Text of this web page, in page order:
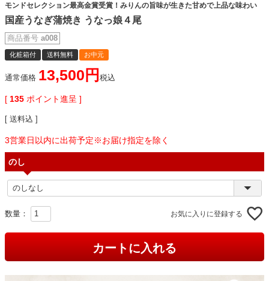
モンドセレクション最高金賞受賞！みりんの旨味が生きた甘めで上品な味わい
国産うなぎ蒲焼き うなっ娘４尾
商品番号 a008
化粧箱付 送料無料 お中元
通常価格 13,500 税込
[ 135 ポイント進呈 ]
送料込
3営業日以内に出荷予定※お届け指定を除く
のし
お気に入りに登録する
カートに入れる